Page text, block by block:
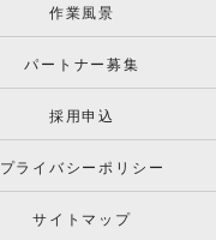
作業風景
パートナー募集
採用申込
プライバシーポリシー
サイトマップ